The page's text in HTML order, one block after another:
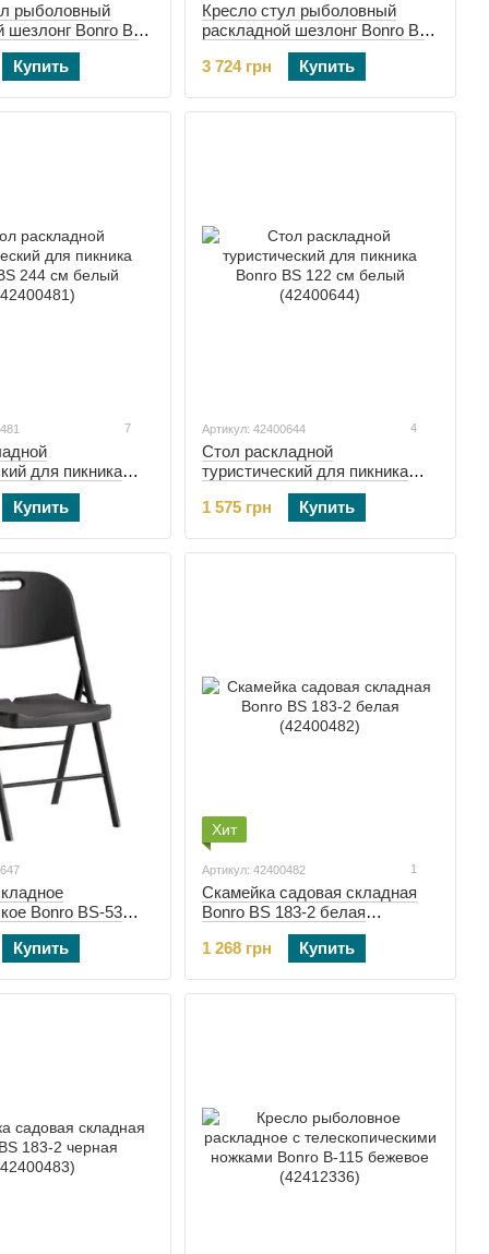
рыболовный
шезлонг Bonro B-
(42412296)
Купить
Кресло стул рыболовный
раскладной шезлонг Bonro B-
21 темно-зеленое (42412297)
3 724 грн
Купить
7
для пикника
см белый
Купить
Артикул: 42400644 4
Стол раскладной
туристический для пикника
Bonro BS 122 см белый
(42400644)
1 575 грн Купить
Bonro BS-53
Купить
Хит
Артикул: 42400482 1
Скамейка садовая складная
Bonro BS 183-2 белая
1 268 грн
Купить